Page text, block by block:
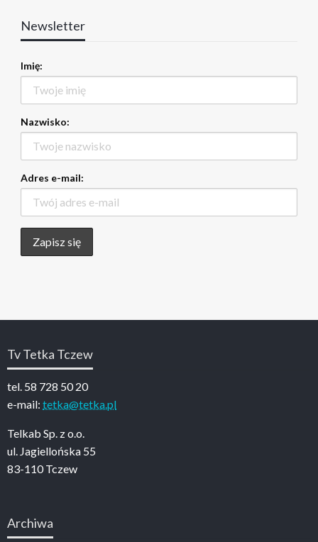
Newsletter
Imię:
Nazwisko:
Adres e-mail:
Tv Tetka Tczew
tel. 58 728 50 20
e-mail: tetka@tetka.pl
Telkab Sp. z o.o.
ul. Jagiellońska 55
83-110 Tczew
Archiwa